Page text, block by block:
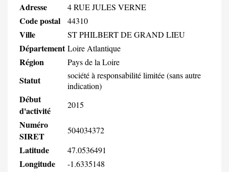
Adresse 4 RUE JULES VERNE
Code postal 44310
Ville ST PHILBERT DE GRAND LIEU
Département Loire Atlantique
Région Pays de la Loire
Statut
société à responsabilité limitée (sans autre
indication)
Début
d'activité
2015
Numéro
SIRET
504034372
Latitude 47.0536491
Longitude -1.6335148